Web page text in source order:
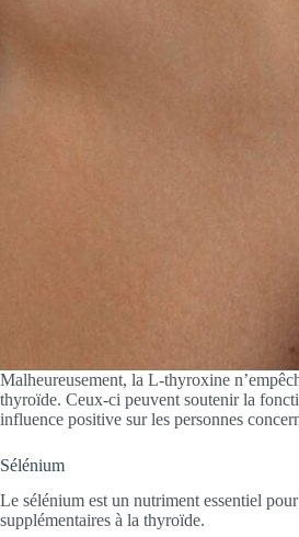
Malheureusement, la L-thyroxine
thyroïde. Ceux-ci peuvent soutenir la
influence positive sur les personnes
Sélénium
Le sélénium est un nutriment essentiel
supplémentaires à la thyroïde.